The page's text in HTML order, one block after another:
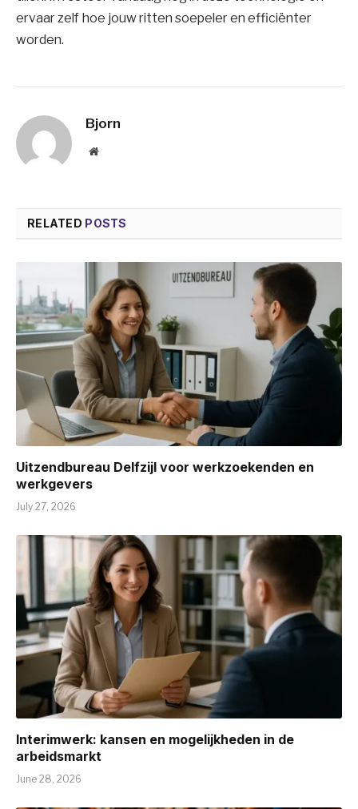
ervaar zelf hoe jouw ritten soepeler en efficiënter
worden.
Bjorn
Website
RELATED POSTS
Uitzendbureau Delfzijl voor werkzoekenden en
werkgevers
July 27, 2026
Interimwerk: kansen en mogelijkheden in de
arbeidsmarkt
June 28, 2026